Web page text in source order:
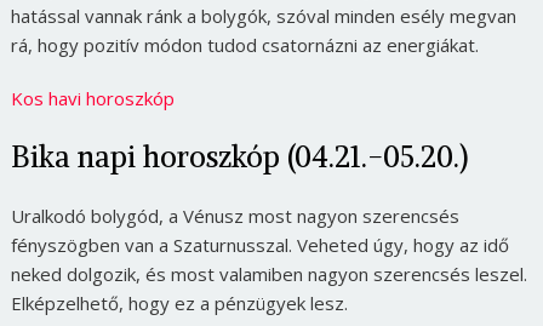
hatással vannak ránk a bolygók, szóval minden esély megvan
rá, hogy pozitív módon tudod csatornázni az energiákat.
Kos havi horoszkóp
Bika napi horoszkóp (04.21.-05.20.)
Uralkodó bolygód, a Vénusz most nagyon szerencsés
fényszögben van a Szaturnusszal. Veheted úgy, hogy az idő
neked dolgozik, és most valamiben nagyon szerencsés leszel.
Elképzelhető, hogy ez a pénzügyek lesz.